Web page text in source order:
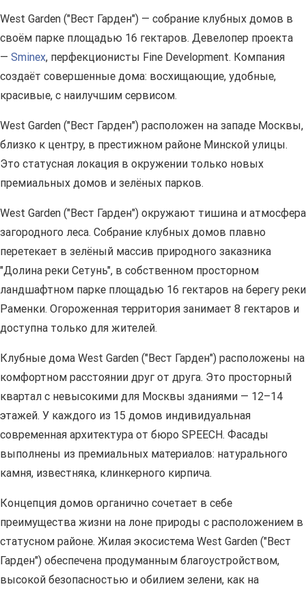
West Garden ("Вест Гарден") — собрание клубных домов в
своём парке площадью 16 гектаров. Девелопер проекта
— Sminex, перфекционисты Fine Development. Компания
создаёт совершенные дома: восхищающие, удобные,
красивые, с наилучшим сервисом.
West Garden ("Вест Гарден") расположен на западе Москвы,
близко к центру, в престижном районе Минской улицы.
Это статусная локация в окружении только новых
премиальных домов и зелёных парков.
West Garden ("Вест Гарден") окружают тишина и атмосфера
загородного леса. Собрание клубных домов плавно
перетекает в зелёный массив природного заказника
"Долина реки Сетунь", в собственном просторном
ландшафтном парке площадью 16 гектаров на берегу реки
Раменки. Огороженная территория занимает 8 гектаров и
доступна только для жителей.
Клубные дома West Garden ("Вест Гарден") расположены на
комфортном расстоянии друг от друга. Это просторный
квартал с невысокими для Москвы зданиями — 12–14
этажей. У каждого из 15 домов индивидуальная
современная архитектура от бюро SPEECH. Фасады
выполнены из премиальных материалов: натурального
камня, известняка, клинкерного кирпича.
Концепция домов органично сочетает в себе
преимущества жизни на лоне природы с расположением в
статусном районе. Жилая экосистема West Garden ("Вест
Гарден") обеспечена продуманным благоустройством,
высокой безопасностью и обилием зелени, как на